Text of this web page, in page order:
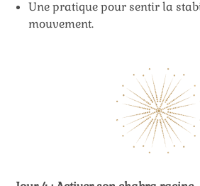
Une pratique pour sentir la
mouvement.